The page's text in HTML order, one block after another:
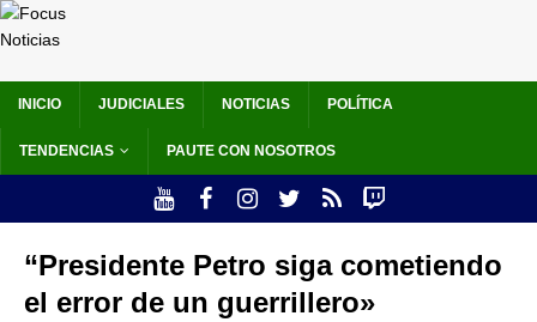
INICIO JUDICIALES NOTICIAS POLÍTICA
TENDENCIAS PAUTE CON NOSOTROS
“Presidente Petro siga cometiendo
el error de un guerrillero»